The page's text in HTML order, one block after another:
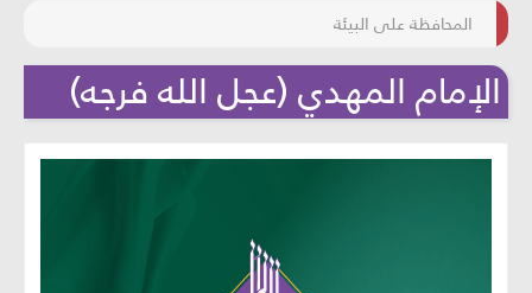
المحافظة على البيئة
الإمام المهدي (عجل الله فرجه)